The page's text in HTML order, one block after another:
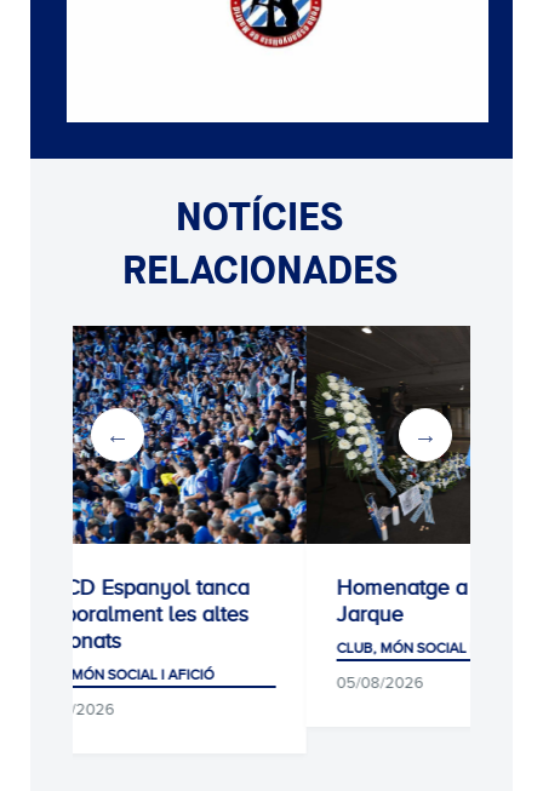
NOTÍCIES
RELACIONADES
tanca
les altes
I AFICIÓ
Homenatge a Dani
Jarque
CLUB, MÓN SOCIAL I AFICIÓ
05/08/2026